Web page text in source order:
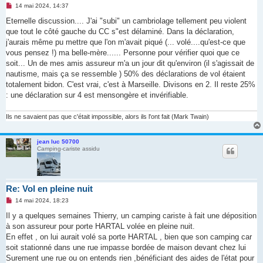
M
s
a
g
n
o
l
u
14 mai 2024, 14:37
Eternelle discussion.... J'ai "subi" un cambriolage tellement peu violent
que tout le côté gauche du CC s"est délaminé. Dans la déclaration,
j'aurais même pu mettre que l'on m'avait piqué (... volé....qu'est-ce que
vous pensez !) ma belle-mère...... Personne pour vérifier quoi que ce
soit... Un de mes amis assureur m'a un jour dit qu'environ (il s'agissait de
nautisme, mais ça se ressemble ) 50% des déclarations de vol étaient
totalement bidon. C'est vrai, c'est à Marseille. Divisons en 2. Il reste 25%
: une déclaration sur 4 est mensongère et invérifiable.
Ils ne savaient pas que c'était impossible, alors ils l'ont fait (Mark Twain)
jean luc 50700
Camping-cariste assidu
Re: Vol en pleine nuit
M
s
s
a
g
n
o
14 mai 2024, 18:23
Il y a quelques semaines Thierry, un camping cariste à fait une déposition
à son assureur pour porte HARTAL volée en pleine nuit.
En effet , on lui aurait volé sa porte HARTAL , bien que son camping car
soit stationné dans une rue impasse bordée de maison devant chez lui
Surement une rue ou on entends rien ,bénéficiant des aides de l'état pour